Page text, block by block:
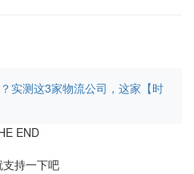
实测这3家物流公司，这家【时
END
持一下吧